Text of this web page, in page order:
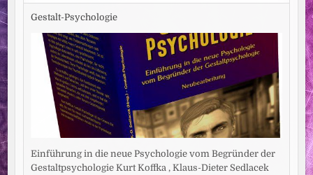
Gestalt-Psychologie
Einführung in die neue Psychologie vom Begründer der
Gestaltpsychologie Kurt Koffka , Klaus-Dieter Sedlacek